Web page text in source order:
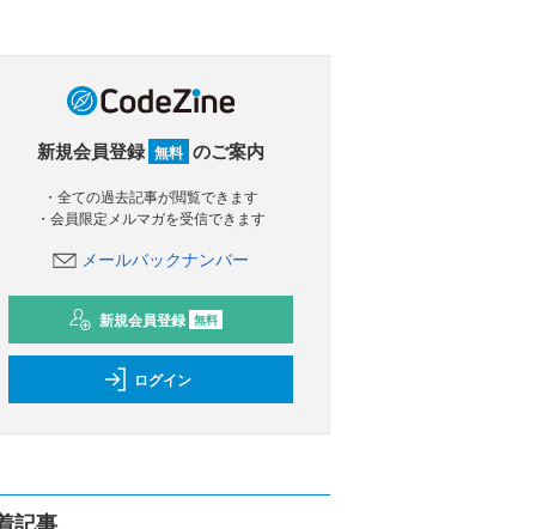
新規会員登録 無料 のご案内
・全ての過去記事が閲覧できます
・会員限定メルマガを受信できます
メールバックナンバー
新規会員登録 無料
ログイン